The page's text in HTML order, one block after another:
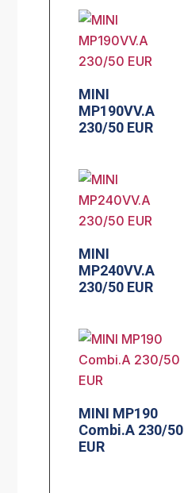
MINI
MP190VV.A
230/50 EUR
MINI
MP240VV.A
230/50 EUR
MINI MP190
Combi.A 230/50
EUR